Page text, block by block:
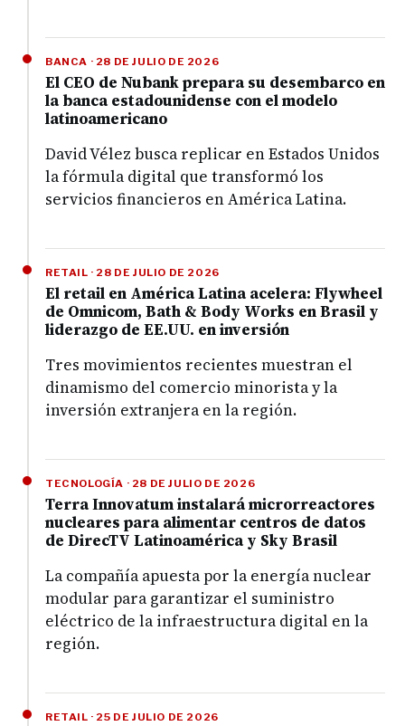
BANCA · 28 DE JULIO DE 2026
El CEO de Nubank prepara su desembarco en
la banca estadounidense con el modelo
latinoamericano
David Vélez busca replicar en Estados Unidos
la fórmula digital que transformó los
servicios financieros en América Latina.
RETAIL · 28 DE JULIO DE 2026
El retail en América Latina acelera: Flywheel
de Omnicom, Bath & Body Works en Brasil y
liderazgo de EE.UU. en inversión
Tres movimientos recientes muestran el
dinamismo del comercio minorista y la
inversión extranjera en la región.
TECNOLOGÍA · 28 DE JULIO DE 2026
Terra Innovatum instalará microrreactores
nucleares para alimentar centros de datos
de DirecTV Latinoamérica y Sky Brasil
La compañía apuesta por la energía nuclear
modular para garantizar el suministro
eléctrico de la infraestructura digital en la
región.
RETAIL · 25 DE JULIO DE 2026